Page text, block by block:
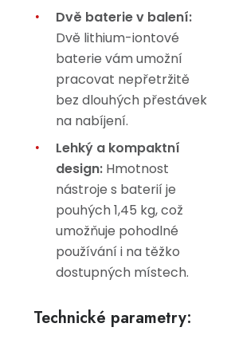
Dvě baterie v balení:
Dvě lithium-iontové
baterie vám umožní
pracovat nepřetržitě
bez dlouhých přestávek
na nabíjení.
Lehký a kompaktní
design: Hmotnost
nástroje s baterií je
pouhých 1,45 kg, což
umožňuje pohodlné
používání i na těžko
dostupných místech.
Technické parametry: